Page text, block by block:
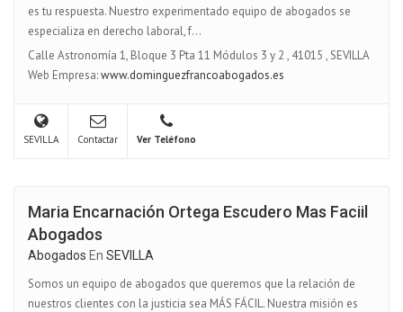
es tu respuesta. Nuestro experimentado equipo de abogados se
especializa en derecho laboral, f...
Calle Astronomía 1, Bloque 3 Pta 11 Módulos 3 y 2 , 41015 ,SEVILLA
Web Empresa:www.dominguezfrancoabogados.es
SEVILLA Contactar Ver Teléfono
Maria Encarnación Ortega Escudero Mas Faciil
Abogados
Abogados En SEVILLA
Somos un equipo de abogados que queremos que la relación de
nuestros clientes con la justicia sea MÁS FÁCIL. Nuestra misión es